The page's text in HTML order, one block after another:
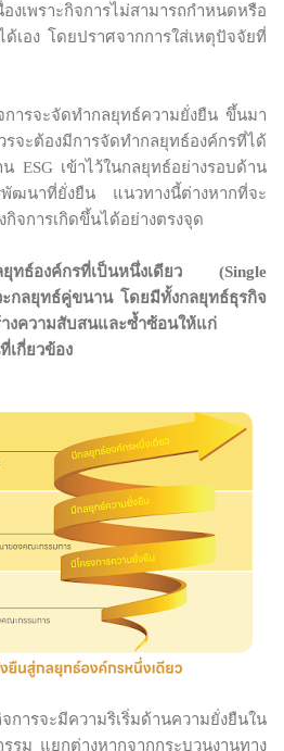
เพราะกิจการไม่สามารถกำหนดหรือ
เอง โดยปราศจากการใส่เหตุปัจจัยที่
ารจะจัดทำกลยุทธ์ความยั่งยืน ขึ้นมา
จะต้องมีการจัดทำกลยุทธ์องค์กรที่ได้
ESG เข้าไว้ในกลยุทธ์อย่างรอบด้าน
พัฒนาที่ยั่งยืน แนวทางนี้ต่างหากที่จะ
จการเกิดขึ้นได้อย่างตรงจุด
ยุทธ์องค์กรที่เป็นหนึ่งเดียว (Single
ะกลยุทธ์คู่ขนาน โดยมีทั้งกลยุทธ์ธุรกิจ
งความสับสนและซ้ำซ้อนให้แก่
เกี่ยวข้อง
จะมีความริเริ่มด้านความยั่งยืนใน
รม แยกต่างหากจากกระบวนงานทาง